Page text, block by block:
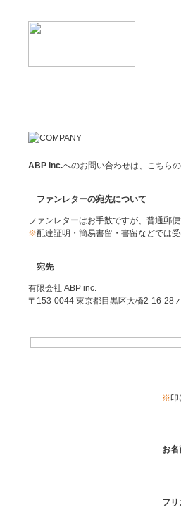
ABP inc.へのお問い合わせは、こちら
ファンレターの宛先について
ファンレターはお手数ですが、普通郵
※配達証明・簡易書留・書留などでは
宛先
有限会社 ABP inc.
〒153-0044 東京都目黒区大橋2-16-28
※印
お名
フリ